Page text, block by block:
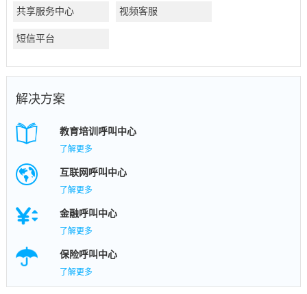
共享服务中心 视频客服
短信平台
解决方案
教育培训呼叫中心
了解更多
互联网呼叫中心
了解更多
金融呼叫中心
了解更多
保险呼叫中心
了解更多